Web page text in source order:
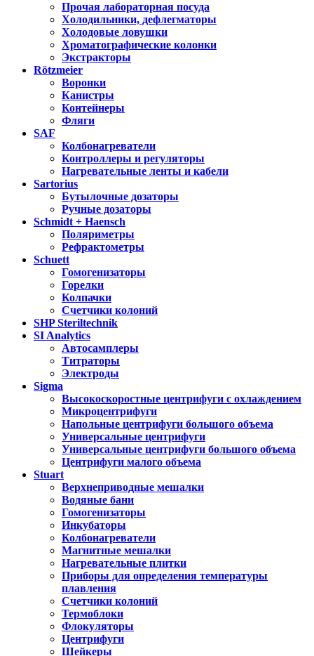
Прочая лабораторная посуда
Холодильники, дефлегматоры
Холодовые ловушки
Хроматографические колонки
Экстракторы
Rötzmeier
Воронки
Канистры
Контейнеры
Фляги
SAF
Колбонагреватели
Контроллеры и регуляторы
Нагревательные ленты и кабели
Sartorius
Бутылочные дозаторы
Ручные дозаторы
Schmidt + Haensch
Поляриметры
Рефрактометры
Schuett
Гомогенизаторы
Горелки
Колпачки
Счетчики колоний
SHP Steriltechnik
SI Analytics
Автосамплеры
Титраторы
Электроды
Sigma
Высокоскоростные центрифуги с охлаждением
Микроцентрифуги
Напольные центрифуги большого объема
Универсальные центрифуги
Универсальные центрифуги большого объема
Центрифуги малого объема
Stuart
Верхнеприводные мешалки
Водяные бани
Гомогенизаторы
Инкубаторы
Колбонагреватели
Магнитные мешалки
Нагревательные плитки
Приборы для определения температуры
плавления
Счетчики колоний
Термоблоки
Флокуляторы
Центрифуги
Шейкеры